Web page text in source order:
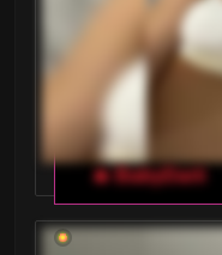
🔥 BabyDarii